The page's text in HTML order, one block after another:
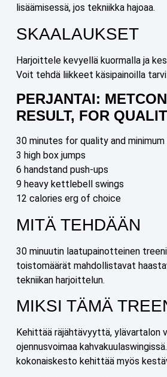
lisäämisessä, jos tekniikka hajoaa.
SKAALAUKSET
Harjoittele kevyellä kuormalla ja
Voit tehdä liikkeet käsipainoilla
PERJANTAI:
RESULT, FOR
30 minutes for quality and
3 high box jumps
6 handstand push-ups
9 heavy kettlebell swings
12 calories erg of choice
MITÄ TEHDÄÄN
30 minuutin laatupainotteinen
toistomäärät mahdollistavat
tekniikan harjoittelun.
MIKSI TÄMÄ
Kehittää räjähtävyyttä, ylävartalon
ojennusvoimaa
kokonaiskesto kehittää myös